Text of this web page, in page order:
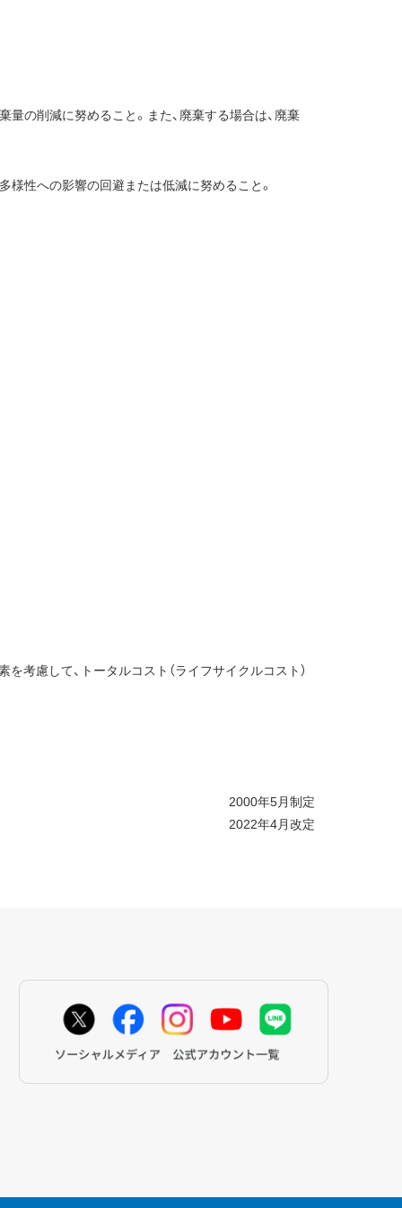
の削減に努めること。また、廃棄する場合は、廃棄
様性への影響の回避または低減に努めること。
を考慮して、トータルコスト（ライフサイクルコスト）
2000年5月制定
2022年4月改定